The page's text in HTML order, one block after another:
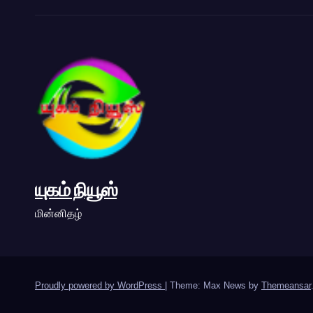
யுகம் நியூஸ்
மின்னிதழ்
Proudly powered by WordPress | Theme: Max News by Themeansar.